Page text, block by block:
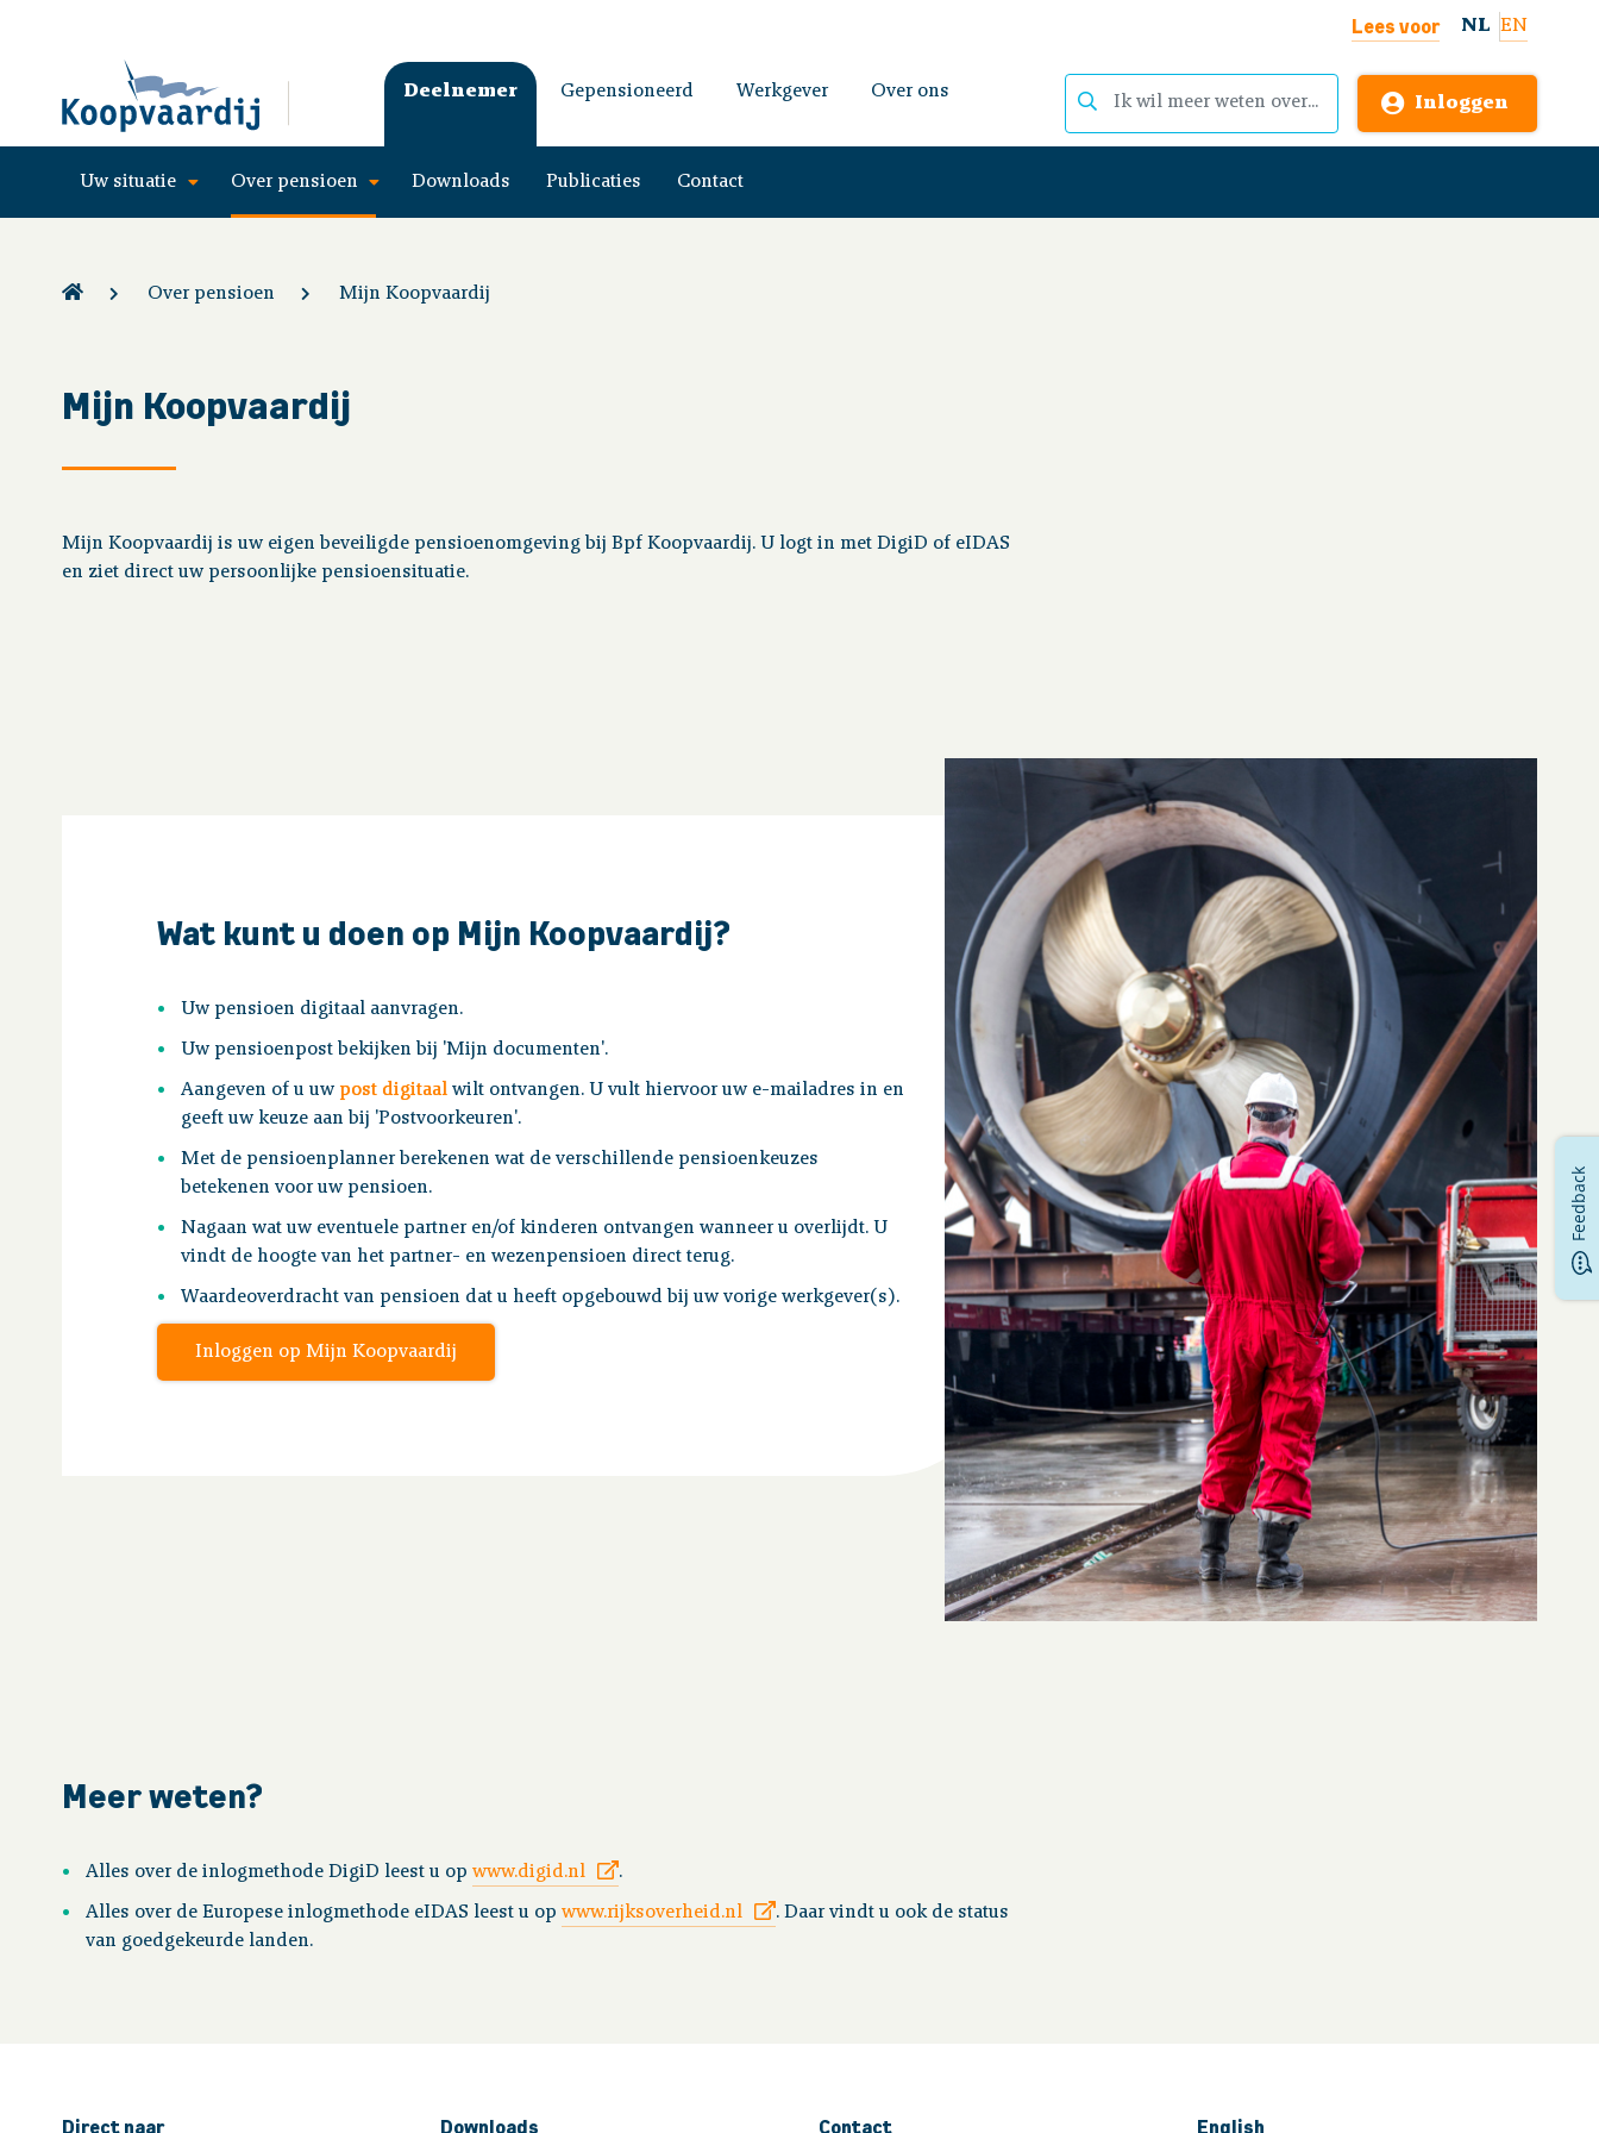
Lees voor NL EN
Deelnemer Gepensioneerd Werkgever Over ons
Inloggen
Uw situatie Over pensioen Downloads Publicaties Contact
Over pensioen Mijn Koopvaardij
Mijn Koopvaardij
Mijn Koopvaardij is uw eigen beveiligde pensioenomgeving bij Bpf Koopvaardij. U logt in met DigiD of eIDAS
en ziet direct uw persoonlijke pensioensituatie.
Wat kunt u doen op Mijn Koopvaardij?
Uw pensioen digitaal aanvragen.
Uw pensioenpost bekijken bij 'Mijn documenten'.
Aangeven of u uw post digitaal wilt ontvangen. U vult hiervoor uw e-mailadres in en
geeft uw keuze aan bij 'Postvoorkeuren'.
Met de pensioenplanner berekenen wat de verschillende pensioenkeuzes
betekenen voor uw pensioen.
Nagaan wat uw eventuele partner en/of kinderen ontvangen wanneer u overlijdt. U
vindt de hoogte van het partner- en wezenpensioen direct terug.
Waardeoverdracht van pensioen dat u heeft opgebouwd bij uw vorige werkgever(s).
Inloggen op Mijn Koopvaardij
Meer weten?
Alles over de inlogmethode DigiD leest u op www.digid.nl .
Alles over de Europese inlogmethode eIDAS leest u op www.rijksoverheid.nl
. Daar vindt u ook de status
van goedgekeurde landen.
Direct naar Downloads Contact English
Feedback